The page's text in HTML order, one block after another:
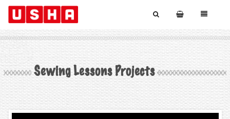
Sewing Lessons Projects